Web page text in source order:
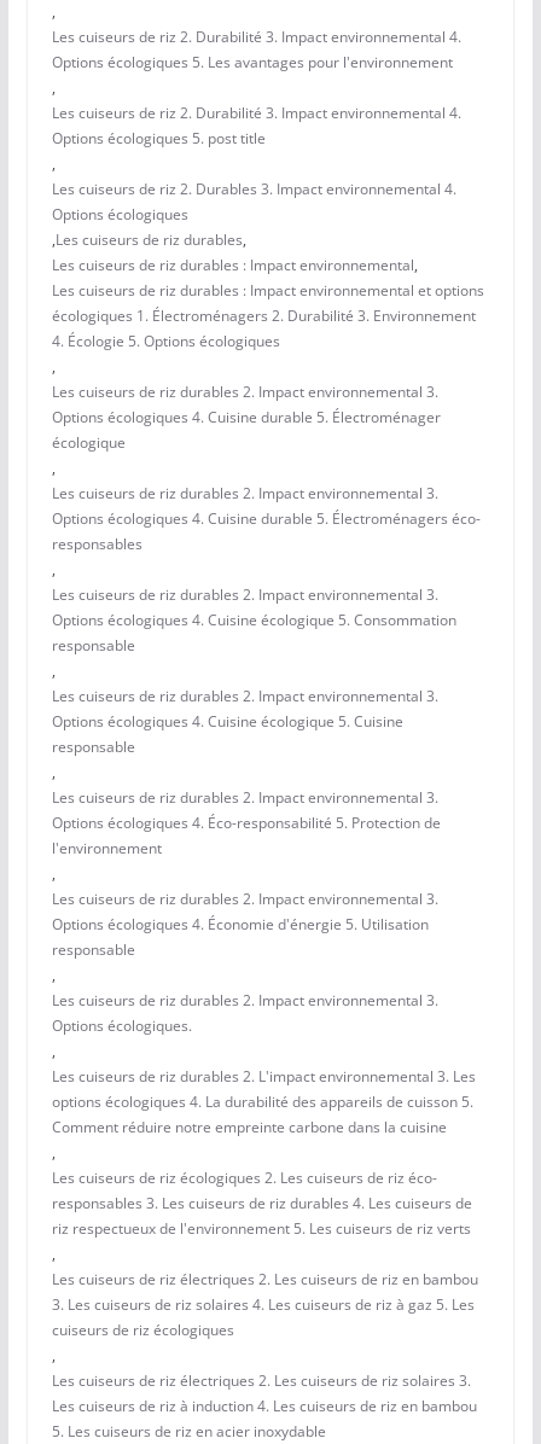
,
Les cuiseurs de riz 2. Durabilité 3. Impact environnemental 4.
Options écologiques 5. Les avantages pour l'environnement
,
Les cuiseurs de riz 2. Durabilité 3. Impact environnemental 4.
Options écologiques 5. post title
,
Les cuiseurs de riz 2. Durables 3. Impact environnemental 4.
Options écologiques
,Les cuiseurs de riz durables,
Les cuiseurs de riz durables : Impact environnemental,
Les cuiseurs de riz durables : Impact environnemental et options
écologiques 1. Électroménagers 2. Durabilité 3. Environnement
4. Écologie 5. Options écologiques
,
Les cuiseurs de riz durables 2. Impact environnemental 3.
Options écologiques 4. Cuisine durable 5. Électroménager
écologique
,
Les cuiseurs de riz durables 2. Impact environnemental 3.
Options écologiques 4. Cuisine durable 5. Électroménagers éco-
responsables
,
Les cuiseurs de riz durables 2. Impact environnemental 3.
Options écologiques 4. Cuisine écologique 5. Consommation
responsable
,
Les cuiseurs de riz durables 2. Impact environnemental 3.
Options écologiques 4. Cuisine écologique 5. Cuisine
responsable
,
Les cuiseurs de riz durables 2. Impact environnemental 3.
Options écologiques 4. Éco-responsabilité 5. Protection de
l'environnement
,
Les cuiseurs de riz durables 2. Impact environnemental 3.
Options écologiques 4. Économie d'énergie 5. Utilisation
responsable
,
Les cuiseurs de riz durables 2. Impact environnemental 3.
Options écologiques.
,
Les cuiseurs de riz durables 2. L'impact environnemental 3. Les
options écologiques 4. La durabilité des appareils de cuisson 5.
Comment réduire notre empreinte carbone dans la cuisine
,
Les cuiseurs de riz écologiques 2. Les cuiseurs de riz éco-
responsables 3. Les cuiseurs de riz durables 4. Les cuiseurs de
riz respectueux de l'environnement 5. Les cuiseurs de riz verts
,
Les cuiseurs de riz électriques 2. Les cuiseurs de riz en bambou
3. Les cuiseurs de riz solaires 4. Les cuiseurs de riz à gaz 5. Les
cuiseurs de riz écologiques
,
Les cuiseurs de riz électriques 2. Les cuiseurs de riz solaires 3.
Les cuiseurs de riz à induction 4. Les cuiseurs de riz en bambou
5. Les cuiseurs de riz en acier inoxydable